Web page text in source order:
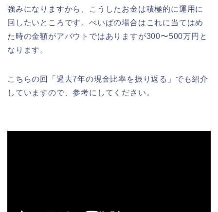
強みになりますから、こうしたお金は積極的に運用に
回したいところです。ぺいぱの場合はこれに当てはめ
た時の金額がアバウトではありますが300〜500万円と
なります。
こちらの回「過去7年の現金比率を振り返る」でも紹介
していますので、参考にしてください。